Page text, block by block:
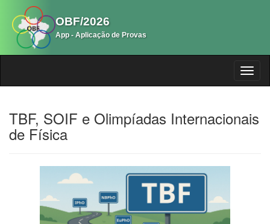
OBF/2026
App - Aplicação de Provas
TBF, SOIF e Olimpíadas Internacionais
de Física